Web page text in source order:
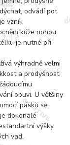
odvádí pot
vznik
kůže nohou,
je nutné při
výhradně velmi
a prodyšnost,
obuvi. U většiny
pásků se
dokonalé
výšky
vad.